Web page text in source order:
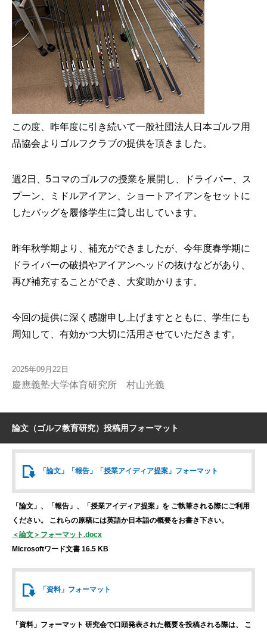
この度、昨年度に引き続いて一般社団法人日本ゴルフ用
品協会よりゴルフクラブの提供を頂きました。
週2日、5コマのゴルフの授業を展開し、ドライバー、ス
プーン、ミドルアイアン、ショートアイアンをセットに
したバッグを履修学生に貸し出しています。
昨年秋学期より、補充ができましたが、今年度春学期に
ドライバーの破損やアイアンヘッドの抜けなどがあり、
再び補充することができ、大変助かります。
今回の提供に深く感謝申し上げますとともに、学生にも
周知して、有効かつ大切に活用させていただきます。
2025年09月22日
慶應義塾大学体育研究所 村山光義
論文（ゴルフ教育研究）投稿用フォーマット
「論文」「報告」 「授業アイディア提案」 フォーマット
「論文」、「報告」、「授業アイディア提案」を ご執筆される際にご利用
ください。
これらの原稿には英語か日本語の概要をお書き下さい。
＜論文＞フォーマット.docx
Microsoftワード文書 16.5 KB
「資料」 フォーマット
「資料」フォーマット 研究会で口頭発表された概要を投稿される際は、
こ